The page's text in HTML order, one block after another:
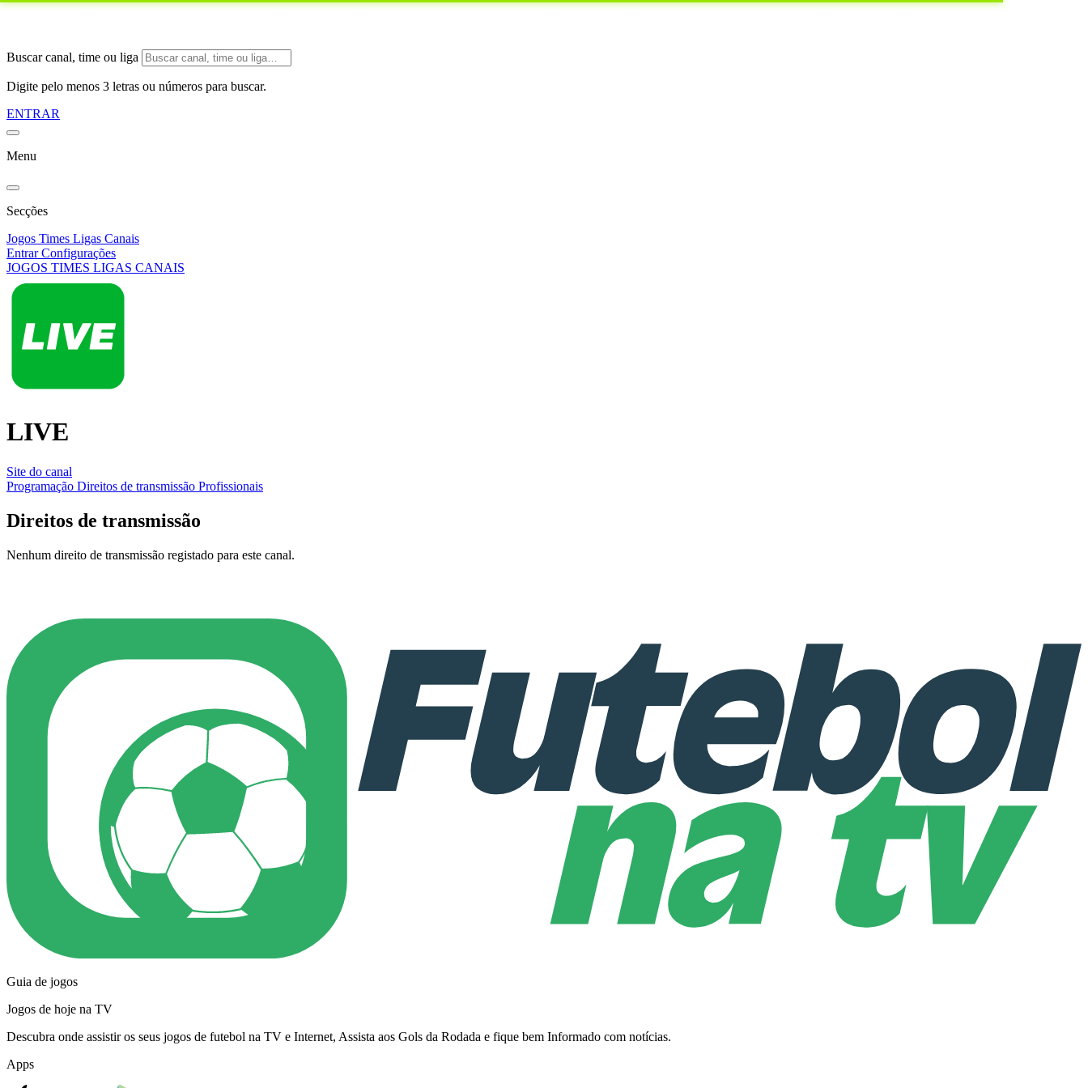
Buscar canal, time ou liga
Digite pelo menos 3 letras ou números para buscar.
ENTRAR
Menu
Secções
Jogos Times Ligas Canais
EntrarConfigurações
JOGOS TIMES LIGAS CANAIS
LIVE
Site do canal
Programação Direitos de transmissão Profissionais
Direitos de transmissão
Nenhum direito de transmissão registado para este canal.
Guia de jogos
Jogos de hoje na TV
Descubra onde assistir os seus jogos de futebol na TV e Internet, Assista aos Gols da Rodada e fique bem Informado com notícias.
Apps